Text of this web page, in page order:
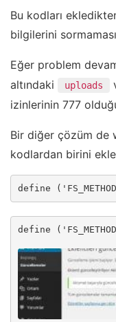
Bu kodları
bilgilerini
Eğer problem
altındaki
uploads
izinlerinin 777
Bir diğer çözüm de
kodlardan birini
define
define